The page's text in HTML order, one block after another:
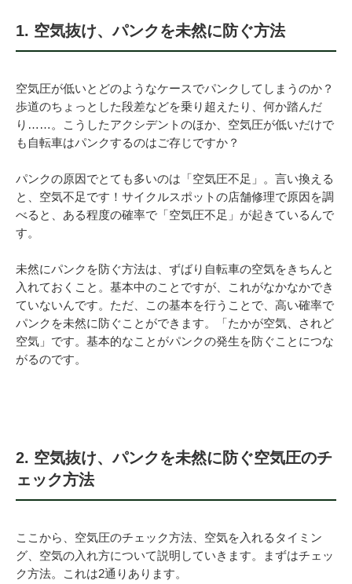
法人様向け割引
その他
お問い合わせ
会社概要
1. 空気抜け、パンクを未然に防ぐ方法
空気圧が低いとどのようなケースでパンクしてしまうのか？
歩道のちょっとした段差などを乗り超えたり、何か踏んだ
り……。こうしたアクシデントのほか、空気圧が低いだけで
も自転車はパンクするのはご存じですか？
パンクの原因でとても多いのは「空気圧不足」。言い換える
と、空気不足です！サイクルスポットの店舗修理で原因を調
べると、ある程度の確率で「空気圧不足」が起きているんで
す。
未然にパンクを防ぐ方法は、ずばり自転車の空気をきちんと
入れておくこと。基本中のことですが、これがなかなかでき
ていないんです。ただ、この基本を行うことで、高い確率で
パンクを未然に防ぐことができます。「たかが空気、されど
空気」です。基本的なことがパンクの発生を防ぐことにつな
がるのです。
2. 空気抜け、パンクを未然に防ぐ空気圧のチ
ェック方法
ここから、空気圧のチェック方法、空気を入れるタイミン
グ、空気の入れ方について説明していきます。まずはチェッ
ク方法。これは2通りあります。